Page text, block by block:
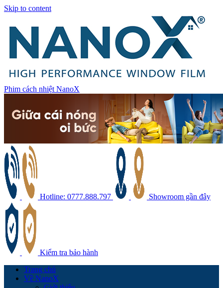
Skip to content
Phim cách nhiệt NanoX
Hotline: 0777.888.797 Showroom gần đây
Kiểm tra bảo hành
Trang chủ
Về NanoX